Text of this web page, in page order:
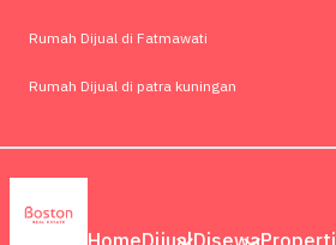
Rumah Dijual di Fatmawati
Rumah Dijual di patra kuningan
HomeDijualDisewaProperti